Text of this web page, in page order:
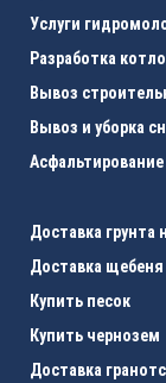
Услуги
Разработка
Вывоз
Вывоз и уборка
Доставка грунта
Доставка
Купить песок
Купить чернозем
Доставка